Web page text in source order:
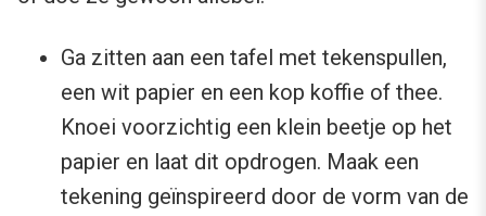
Ga zitten aan een tafel met tekenspullen,
een wit papier en een kop koffie of thee.
Knoei voorzichtig een klein beetje op het
papier en laat dit opdrogen. Maak een
tekening geïnspireerd door de vorm van de